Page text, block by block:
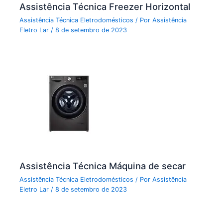
Assistência Técnica Freezer Horizontal
Assistência Técnica Eletrodomésticos / PorAssistência
Eletro Lar /8 de setembro de 2023
Assistência Técnica Máquina de secar
Assistência Técnica Eletrodomésticos / PorAssistência
Eletro Lar /8 de setembro de 2023